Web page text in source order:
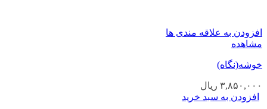
افزودن به علاقه مندی ها
مشاهده
خوشه(نگاه)
۳,۸۵۰,۰۰۰ ریال
افزودن به سبد خرید